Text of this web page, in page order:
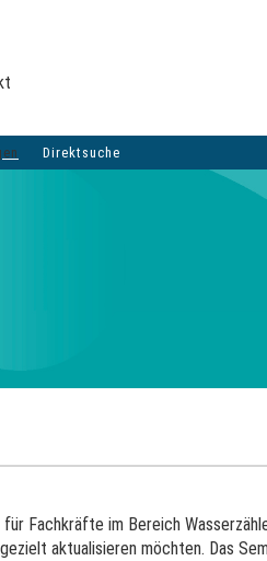
Direktsuche
für Fachkräfte im Bereich
aktualisieren möchten. Das